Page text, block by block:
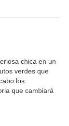
chica en un
verdes que
los
que cambiará